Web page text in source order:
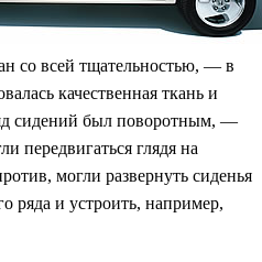
со всей тщательностью, — в
качественная ткань и
сидений был поворотным, —
передвигаться глядя на
могли развернуть сиденья
ряда и устроить, например,